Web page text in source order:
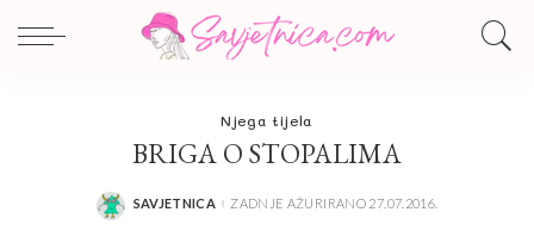
Njega tijela
BRIGA O STOPALIMA
POSTED
SAVJETNICA ZADNJE AŽURIRANO 27.07.2016.